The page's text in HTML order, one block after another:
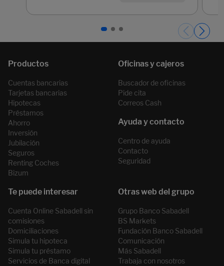
Cuentas bancarias
Tarjetas bancarias
Hipotecas
Préstamos
Ahorro
Inversión
Jubilación
Seguros
Renting Coches
Bizum
Buscador de oficinas
Pide cita
Correos Cash
Centro de ayuda
Contacto
Seguridad
Cuenta Online Sabadell sin
comisiones
Domiciliaciones
Simula tu hipoteca
Simula tu préstamo
Servicios de Banca digital
Grupo Banco Sabadell
BS Markets
Fundación Banco Sabadell
Comunicación
Más Sabadell
Trabaja con nosotros